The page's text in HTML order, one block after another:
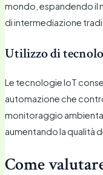
mondo, espandendo il
di intermediazione
Utilizzo di
Le tecnologie IoT
automazione che
monitoraggio
aumentando la qualità
Come